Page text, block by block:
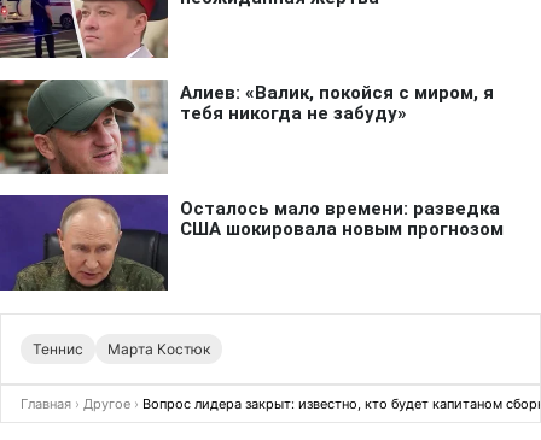
Теннис Марта Костюк
Главная › Другое › Вопрос лидера закрыт: известно, кто будет капитаном